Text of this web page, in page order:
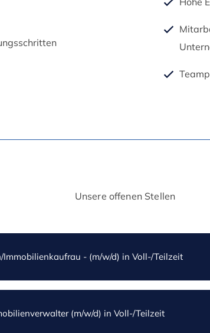
Unsere offenen Stellen
- (m/w/d) in Voll-/Teilzeit
(m/w/d) in Voll-/Teilzeit